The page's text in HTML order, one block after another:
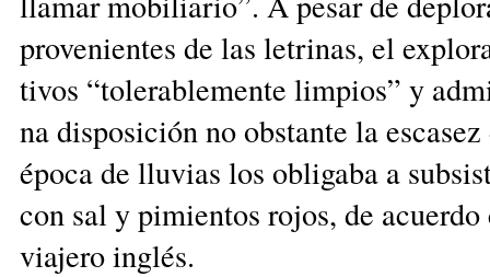
provenientes de las letrinas, el
tivos “tolerablemente limpios” y
na disposición no obstante la
época de lluvias los obligaba a
con sal y pi­mien­tos rojos, de
viajero inglés.